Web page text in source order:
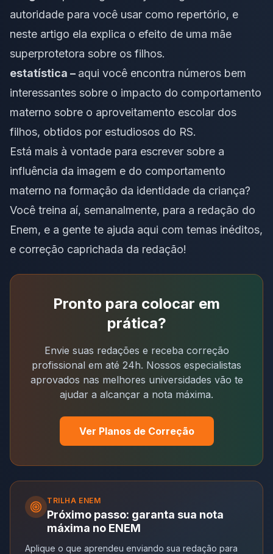
autoridade para você usar como repertório, e
neste artigo ela explica o efeito de uma mãe
superprotetora sobre os filhos.
estatística – aqui você encontra números bem
interessantes sobre o impacto do comportamento
materno sobre o aproveitamento escolar dos
filhos, obtidos por estudiosos do RS.
Está mais à vontade para escrever sobre a
influência da imagem e do comportamento
materno na formação da identidade da criança?
Você treina aí, semanalmente, para a redação do
Enem, e a gente te ajuda aqui com temas inéditos,
e correção caprichada da redação!
Pronto para colocar em
prática?
Envie suas redações e receba correção
profissional em até 24h. Nossos especialistas
aprovados nas melhores universidades vão te
ajudar a alcançar a nota máxima.
Ver Planos de Correção
TRILHA ENEM
Próximo passo: garanta sua nota
máxima no ENEM
Aplique o que aprendeu enviando sua redação para